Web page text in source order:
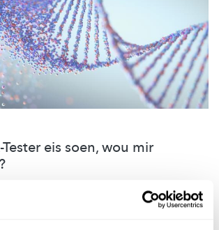
eis soen, wou mir